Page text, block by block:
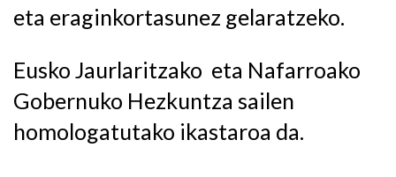
eta eraginkortasunez gelaratzeko.
Eusko Jaurlaritzako eta Nafarroako
Gobernuko Hezkuntza sailen
homologatutako ikastaroa da.